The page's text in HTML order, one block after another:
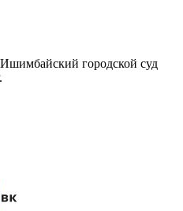
городской суд